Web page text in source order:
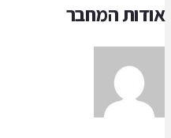
אודות המחבר